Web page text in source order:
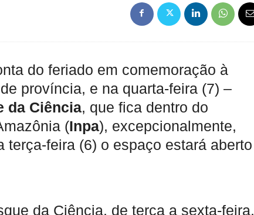
do feriado em comemoração à
província, e na quarta-feira (7) –
da Ciência, que fica dentro do
(Inpa), excepcionalmente,
terça-feira (6) o espaço estará aberto
da Ciência, de terça a sexta-feira,